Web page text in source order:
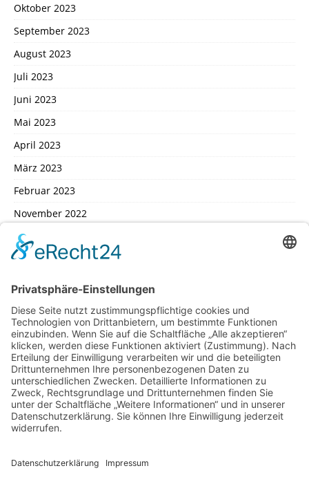
Oktober 2023
September 2023
August 2023
Juli 2023
Juni 2023
Mai 2023
April 2023
März 2023
Februar 2023
November 2022
Oktober 2022
September 2022
August 2022
Juli 2022
Februar 2022
Januar 2022